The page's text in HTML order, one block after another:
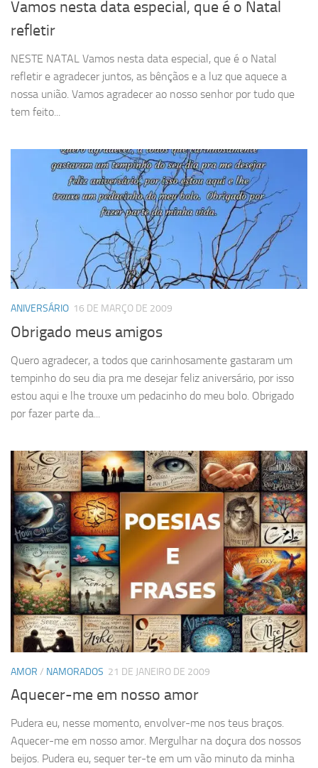
Vamos nesta data especial, que é o Natal
refletir
NESTE NATAL Vamos nesta data especial, que é o Natal
refletir e agradecer juntos, as bênçãos e a luz que aquece a
nossa união. Vamos agradecer ao nosso senhor por tudo que
tem feito...
ANIVERSÁRIO 16 DE MARÇO DE 2009
Obrigado meus amigos
Quero agradecer, a todos que carinhosamente gastaram um
tempinho do seu dia pra me desejar feliz aniversário, por isso
estou aqui e lhe trouxe um pedacinho do meu bolo. Obrigado
por fazer parte da...
AMOR / NAMORADOS 21 DE JANEIRO DE 2009
Aquecer-me em nosso amor
Pudera eu, nesse momento, envolver-me nos teus braços.
Aquecer-me em nosso amor. Mergulhar na doçura dos nossos
beijos. Pudera eu, sequer ter-te em um vão minuto da minha